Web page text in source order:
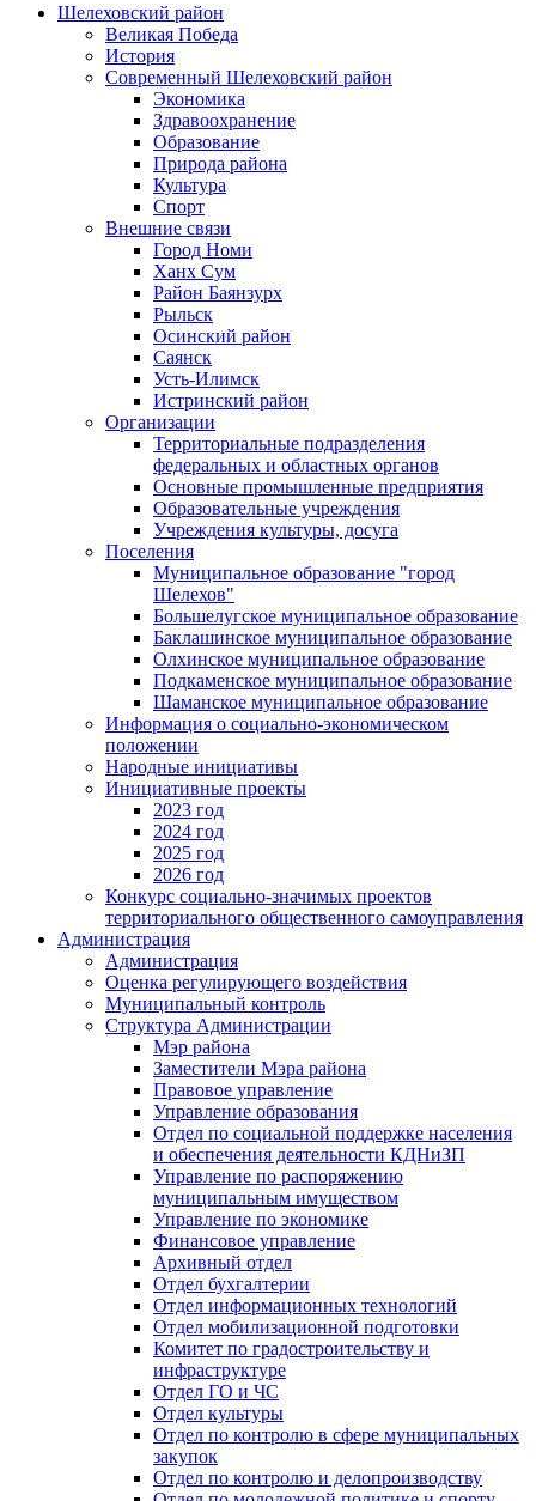
Шелеховский район
Великая Победа
История
Современный Шелеховский район
Экономика
Здравоохранение
Образование
Природа района
Культура
Спорт
Внешние связи
Город Номи
Ханх Сум
Район Баянзурх
Рыльск
Осинский район
Саянск
Усть-Илимск
Истринский район
Организации
Территориальные подразделения
федеральных и областных органов
Основные промышленные предприятия
Образовательные учреждения
Учреждения культуры, досуга
Поселения
Муниципальное образование "город
Шелехов"
Большелугское муниципальное образование
Баклашинское муниципальное образование
Олхинское муниципальное образование
Подкаменское муниципальное образование
Шаманское муниципальное образование
Информация о социально-экономическом
положении
Народные инициативы
Инициативные проекты
2023 год
2024 год
2025 год
2026 год
Конкурс социально-значимых проектов
территориального общественного самоуправления
Администрация
Администрация
Оценка регулирующего воздействия
Муниципальный контроль
Структура Администрации
Мэр района
Заместители Мэра района
Правовое управление
Управление образования
Отдел по социальной поддержке населения
и обеспечения деятельности КДНиЗП
Управление по распоряжению
муниципальным имуществом
Управление по экономике
Финансовое управление
Архивный отдел
Отдел бухгалтерии
Отдел информационных технологий
Отдел мобилизационной подготовки
Комитет по градостроительству и
инфраструктуре
Отдел ГО и ЧС
Отдел культуры
Отдел по контролю в сфере муниципальных
закупок
Отдел по контролю и делопроизводству